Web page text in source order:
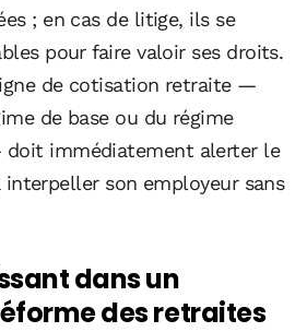
; en cas de litige, ils se
pour faire valoir ses droits.
de cotisation retraite —
de base ou du régime
immédiatement alerter le
son employeur sans
dans un
des retraites